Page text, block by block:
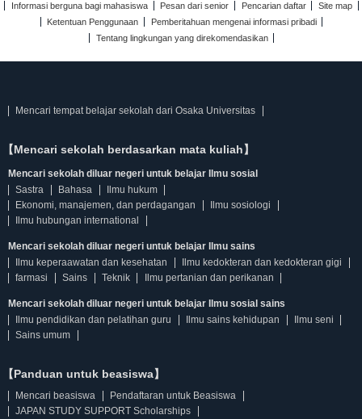
Informasi berguna bagi mahasiswa
Pesan dari senior Pencarian daftar
Site map
Ketentuan Penggunaan
Pemberitahuan mengenai informasi pribadi
Tentang lingkungan yang direkomendasikan
Mencari tempat belajar sekolah dari Osaka Universitas
【Mencari sekolah berdasarkan mata kuliah】
Mencari sekolah diluar negeri untuk belajar Ilmu sosial
Sastra
Bahasa
Ilmu hukum
Ekonomi, manajemen, dan perdagangan
Ilmu sosiologi
Ilmu hubungan international
Mencari sekolah diluar negeri untuk belajar Ilmu sains
Ilmu keperaawatan dan kesehatan
Ilmu kedokteran dan kedokteran gigi
farmasi
Sains Teknik Ilmu pertanian dan perikanan
Mencari sekolah diluar negeri untuk belajar Ilmu sosial sains
Ilmu pendidikan dan pelatihan guru
Ilmu sains kehidupan
Ilmu seni
Sains umum
【Panduan untuk beasiswa】
Mencari beasiswa
Pendaftaran untuk Beasiswa
JAPAN STUDY SUPPORT Scholarships